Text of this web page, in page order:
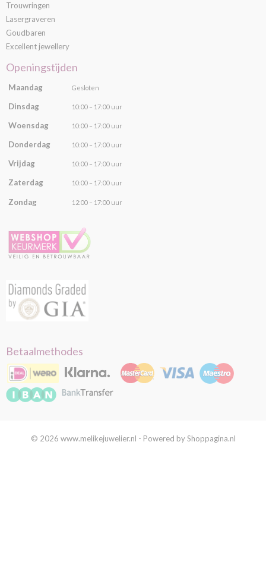
Trouwringen
Lasergraveren
Goudbaren
Excellent jewellery
Openingstijden
Maandag Gesloten
Dinsdag 10:00 – 17:00 uur
Woensdag 10:00 – 17:00 uur
Donderdag 10:00 – 17:00 uur
Vrijdag 10:00 – 17:00 uur
Zaterdag 10:00 – 17:00 uur
Zondag 12:00 – 17:00 uur
Betaalmethodes
© 2026 www.melikejuwelier.nl - Powered by Shoppagina.nl